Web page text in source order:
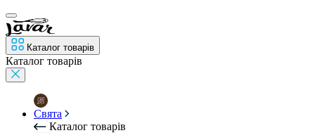
Каталог товарів
Каталог товарів
Свята
Каталог товарів